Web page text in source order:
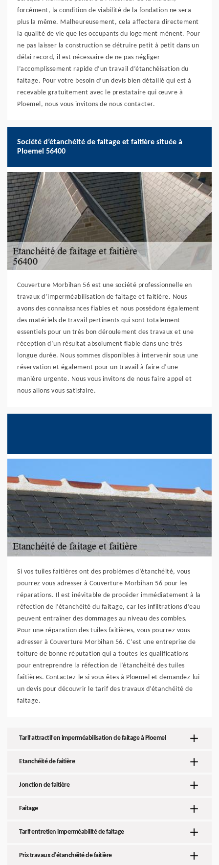
forcément, la condition de viabilité de la fondation ne sera
plus la même. Malheureusement, cela affectera directement
la qualité de vie que les occupants du logement mènent. Pour
ne pas laisser la construction se détruire petit à petit dans un
délai record, il est nécessaire de ne pas négliger
l’accomplissement rapide d’un travail d’étanchéisation du
faitage. Pour votre besoin d’un devis bien détaillé qui est à
recevable gratuitement avec le prestataire qui œuvre à
Ploemel, nous vous invitons de nous contacter.
Société d’étanchéité de faitage et faitière située à
Ploemel 56400
Couverture Morbihan 56 est une société professionnelle en
travaux d’imperméabilisation de faitage et faitière. Nous
avons des connaissances fiables et nous possédons également
des matériels de travail pertinents qui sont totalement
essentiels pour un très bon déroulement des travaux et une
réception d’un résultat absolument fiable dans une très
longue durée. Nous sommes disponibles à intervenir sous une
réservation et également pour un travail à faire d’une
manière urgente. Nous vous invitons de nous faire appel et
nous allons vous satisfaire.
Si vos tuiles faitières ont des problèmes d’étanchéité, vous
pourrez vous adresser à Couverture Morbihan 56 pour les
réparations. Il est inévitable de procéder immédiatement à la
réfection de l’étanchéité du faitage, car les infiltrations d’eau
peuvent entraîner des dommages au niveau des combles.
Pour une réparation des tuiles faitières, vous pourrez vous
adresser à Couverture Morbihan 56. C’est une entreprise de
toiture de bonne réputation qui a toutes les qualifications
pour entreprendre la réfection de l’étanchéité des tuiles
faîtières. Contactez-le si vous êtes à Ploemel et demandez-lui
un devis pour découvrir le tarif des travaux d’étanchéité de
faitage.
Tarif attractif en imperméabilisation de faitage à Ploemel
Etanchéité de faitière
Jonction de faitière
Faitage
Tarif entretien imperméabilité de faitage
Prix travaux d’étanchéité de faitière